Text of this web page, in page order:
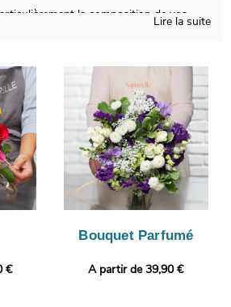
la composition de vos
sa protection, puis une photo sera prise.
ferons parvenir ce cliché par e-mail,
à Conde-Sur-Noireau.
en joignant selon vos envies une
Lire la suite
€
Bouquet Parfumé
A partir de 39,90 €